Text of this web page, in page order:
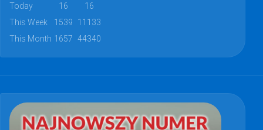
Today
16
16
This Week
1539
11133
This Month 1657 44340